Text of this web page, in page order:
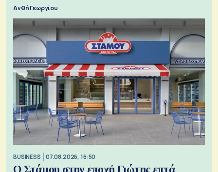
Ανθή Γεωργίου
BUSINESS 07.08.2026, 16:50
Ο Στάμου στην εποχή Γιώτης επτά